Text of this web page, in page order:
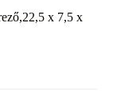
x 7,5 x